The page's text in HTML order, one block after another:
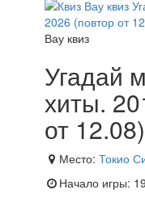
Вау квиз
Угадай
хиты.
от 12.08)
Место: Токио
Начало игры: